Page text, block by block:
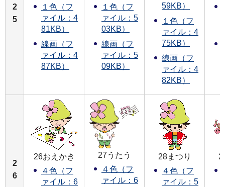
2
5
１色（フ
ァイル：4
81KB）
線画（フ
ァイル：4
87KB）
１色（フ
ァイル：5
03KB）
線画（フ
ァイル：5
09KB）
59KB）
１色（フ
ァイル：4
75KB）
線画（フ
ァイル：4
82KB）
2
6
26おえかき
４色（フ
ァイル：6
27うたう
４色（フ
ァイル：6
28まつり
４色（フ
ァイル：5